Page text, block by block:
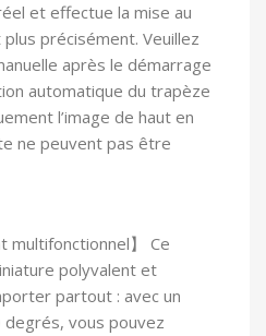
et effectue la mise au
précisément. Veuillez
après le démarrage
automatique du trapèze
l’image de haut en
ne peuvent pas être
multifonctionnel】 Ce
polyvalent et
partout : avec un
vous pouvez